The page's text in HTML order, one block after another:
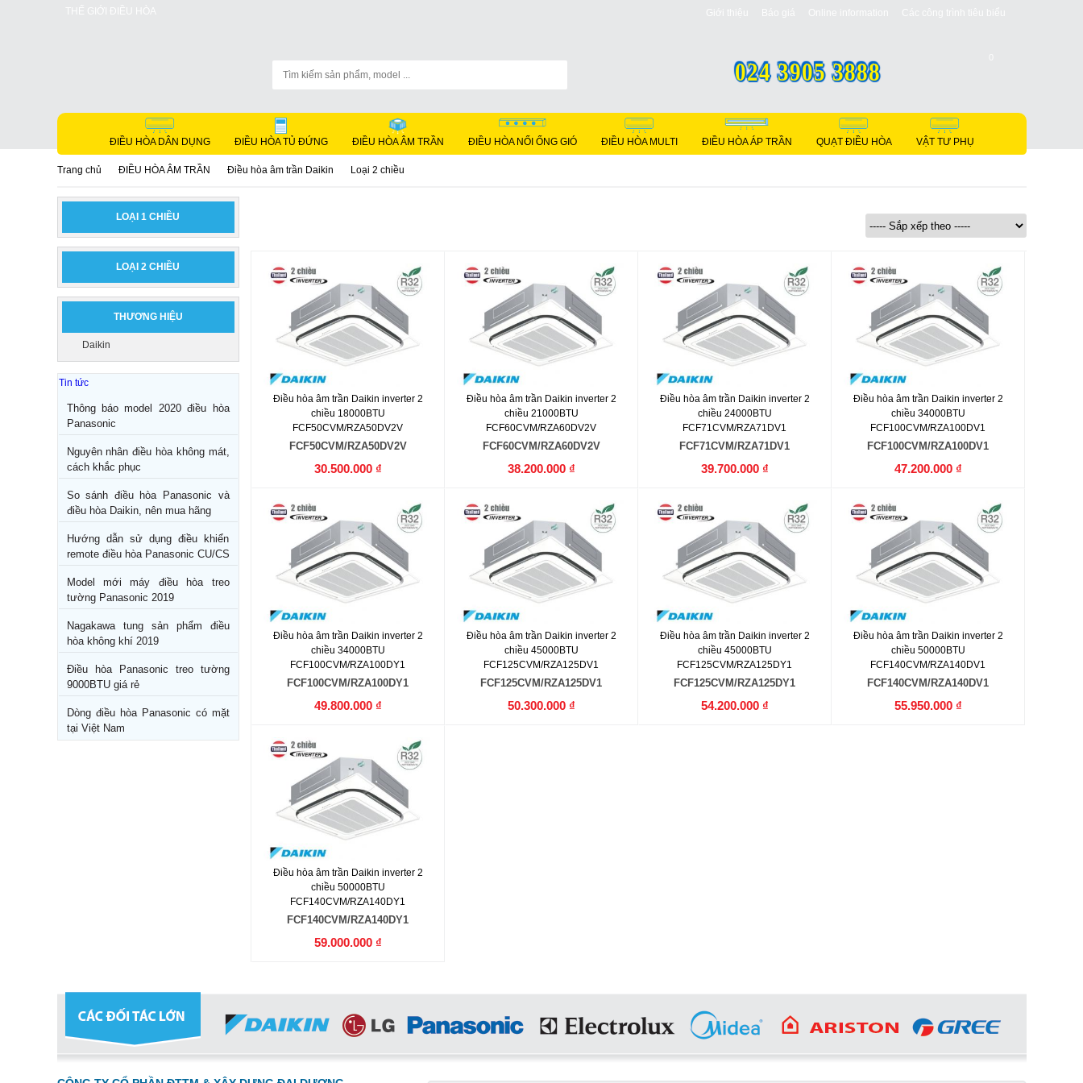
THẾ GIỚI ĐIỀU HÒA Giới thiệu Báo giá Online information Các công trình tiêu biểu
024 3905 3888
ĐIỀU HÒA DÂN DỤNG ĐIỀU HÒA TỦ ĐỨNG ĐIỀU HÒA ÂM TRẦN ĐIỀU HÒA NỐI ỐNG GIÓ ĐIỀU HÒA MULTI ĐIỀU HÒA ÁP TRẦN QUẠT ĐIỀU HÒA VẬT TƯ PHỤ
Trang chủ ĐIỀU HÒA ÂM TRẦN Điều hòa âm trần Daikin Loại 2 chiều
LOẠI 1 CHIỀU
LOẠI 2 CHIỀU
THƯƠNG HIỆU
Daikin
Tin tức
Thông báo model 2020 điều hòa
Panasonic
Nguyên nhân điều hòa không mát,
cách khắc phục
So sánh điều hòa Panasonic và
điều hòa Daikin, nên mua hãng
Hướng dẫn sử dụng điều khiển
remote điều hòa Panasonic CU/CS
Model mới máy điều hòa treo
tường Panasonic 2019
Nagakawa tung sản phẩm điều
hòa không khí 2019
Điều hòa Panasonic treo tường
9000BTU giá rẻ
Dòng điều hòa Panasonic có mặt
tại Việt Nam
Điều hòa âm trần Daikin inverter 2
chiều 18000BTU
FCF50CVM/RZA50DV2V
FCF50CVM/RZA50DV2V
30.500.000 ₫
Điều hòa âm trần Daikin inverter 2
chiều 21000BTU
FCF60CVM/RZA60DV2V
FCF60CVM/RZA60DV2V
38.200.000 ₫
Điều hòa âm trần Daikin inverter 2
chiều 24000BTU
FCF71CVM/RZA71DV1
FCF71CVM/RZA71DV1
39.700.000 ₫
Điều hòa âm trần Daikin inverter 2
chiều 34000BTU
FCF100CVM/RZA100DV1
FCF100CVM/RZA100DV1
47.200.000 ₫
Điều hòa âm trần Daikin inverter 2
chiều 34000BTU
FCF100CVM/RZA100DY1
FCF100CVM/RZA100DY1
49.800.000 ₫
Điều hòa âm trần Daikin inverter 2
chiều 45000BTU
FCF125CVM/RZA125DV1
FCF125CVM/RZA125DV1
50.300.000 ₫
Điều hòa âm trần Daikin inverter 2
chiều 45000BTU
FCF125CVM/RZA125DY1
FCF125CVM/RZA125DY1
54.200.000 ₫
Điều hòa âm trần Daikin inverter 2
chiều 50000BTU
FCF140CVM/RZA140DV1
FCF140CVM/RZA140DV1
55.950.000 ₫
Điều hòa âm trần Daikin inverter 2
chiều 50000BTU
FCF140CVM/RZA140DY1
FCF140CVM/RZA140DY1
59.000.000 ₫